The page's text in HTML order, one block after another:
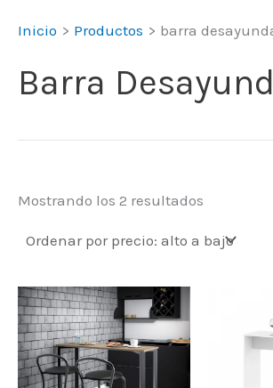
Inicio Productos barra
Barra
Mostrando los 2 resultados